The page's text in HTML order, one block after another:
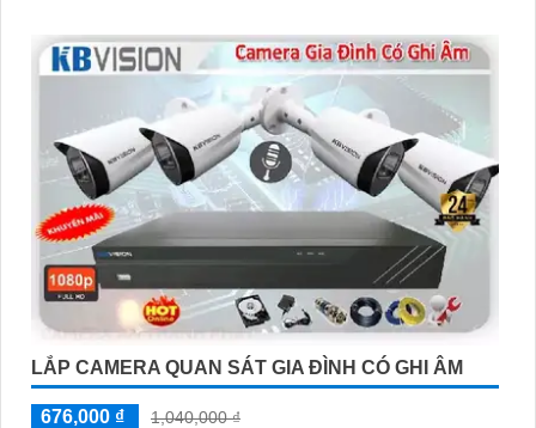
LẮP CAMERA QUAN SÁT GIA ĐÌNH CÓ GHI ÂM
676,000 ₫
1,040,000 ₫